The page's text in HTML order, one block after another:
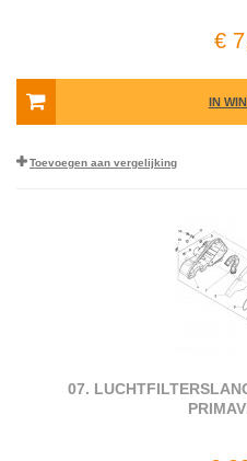
€
IN
Toevoegen aan vergelijking
07.